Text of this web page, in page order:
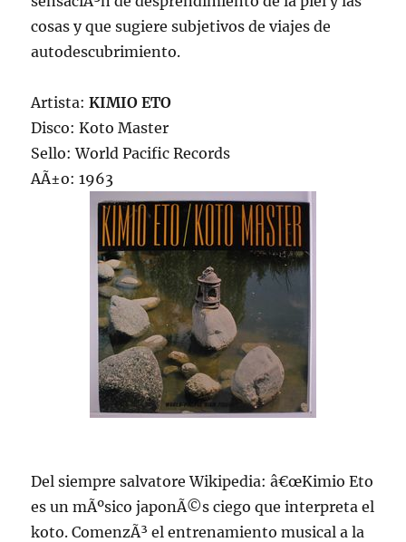
cosas y que sugiere subjetivos de viajes de
autodescubrimiento.
Artista:KIMIO ETO
Disco: Koto Master
Sello: World Pacific Records
AÃ±o: 1963
Del siempre salvatore Wikipedia: â€œKimio Eto
es un mÃºsico japonÃ©s ciego que interpreta el
koto. ComenzÃ³ el entrenamiento musical a la